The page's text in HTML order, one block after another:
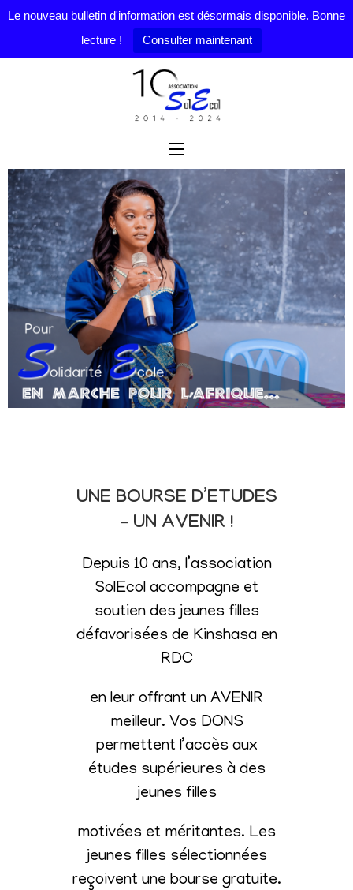
Le nouveau bulletin d'information est désormais disponible. Bonne
lecture !
Consulter maintenant
UNE BOURSE D’ETUDES
– UN AVENIR !
Depuis 10 ans, l’association
SolEcol accompagne et
soutien des jeunes filles
défavorisées de Kinshasa en
RDC
en leur offrant un AVENIR
meilleur. Vos DONS
permettent l’accès aux
études supérieures à des
jeunes filles
motivées et méritantes. Les
jeunes filles sélectionnées
reçoivent une bourse gratuite.